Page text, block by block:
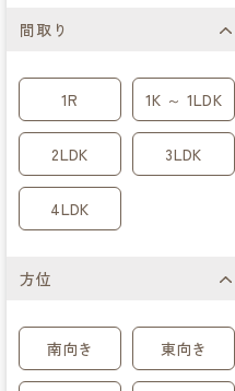
間取り
1R 1K ～ 1LDK
2LDK 3LDK
4LDK
方位
南向き 東向き